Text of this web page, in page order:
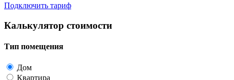
Подключить тариф
Калькулятор стоимости
Тип помещения
Дом
Квартира